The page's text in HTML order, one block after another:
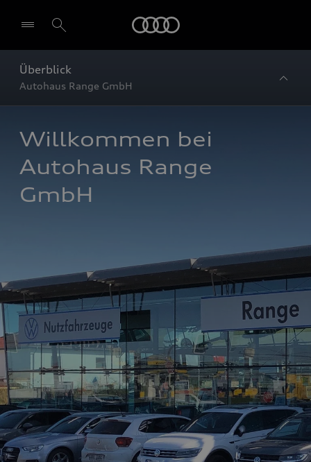
Überblick
Autohaus Range GmbH
Willkommen bei
Autohaus Range
GmbH